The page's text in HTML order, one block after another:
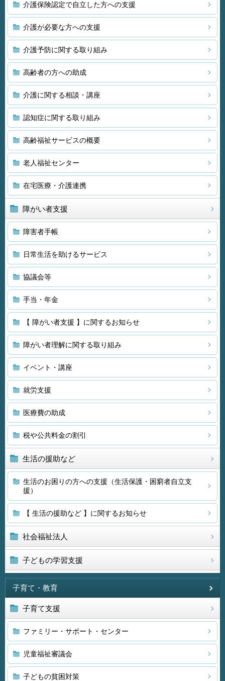
介護保険認定で自立した方への支援
介護が必要な方への支援
介護予防に関する取り組み
高齢者の方への助成
介護に関する相談・講座
認知症に関する取り組み
高齢福祉サービスの概要
老人福祉センター
在宅医療・介護連携
障がい者支援
障害者手帳
日常生活を助けるサービス
協議会等
手当・年金
【 障がい者支援 】に関するお知らせ
障がい者理解に関する取り組み
イベント・講座
就労支援
医療費の助成
税や公共料金の割引
生活の援助など
生活のお困りの方への支援（生活保護・困窮者自立支
援）
【 生活の援助など 】に関するお知らせ
社会福祉法人
子どもの学習支援
子育て・教育
子育て支援
ファミリー・サポート・センター
児童福祉審議会
子どもの貧困対策